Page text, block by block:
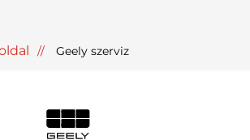
Geely szerviz